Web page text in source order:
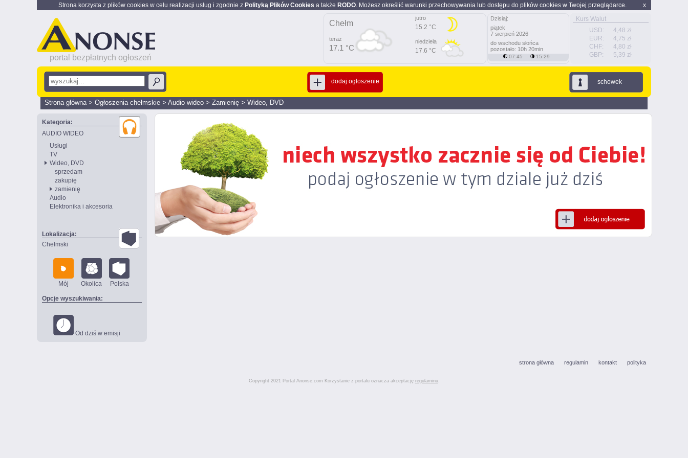
x
Strona korzysta z plików cookies w celu realizacji usług i zgodnie z Polityką Plików Cookies a także RODO. Możesz określić warunki przechowywania lub dostępu do plików cookies w Twojej przeglądarce.
portal bezpłatnych ogłoszeń
Kurs Walut
USD:
4,48 zł
EUR:
4,75 zł
CHF:
4,80 zł
GBP:
5,39 zł
Chełm
teraz
17.1 °C
jutro
15.2 °C
niedziela
17.6 °C
Dzisiaj:
piątek
7 sierpień 2026
do wschodu słońca
pozostało: 10h 20min
07:45 15:29
schowek
dodaj ogłoszenie
Strona główna> Ogłoszenia chełmskie > Audio wideo > Zamienię > Wideo, DVD
Kategoria:
AUDIO WIDEO
Usługi
TV
Wideo, DVD
sprzedam
zakupię
zamienię
Audio
Elektronika i akcesoria
Lokalizacja:
Chełmski
Mój Okolica Polska
Opcje wyszukiwania:
Od dziś w emisji
strona główna regulamin kontakt polityka
Copyright 2021 Portal Anonse.com Korzystanie z portalu oznacza akceptację regulaminu.